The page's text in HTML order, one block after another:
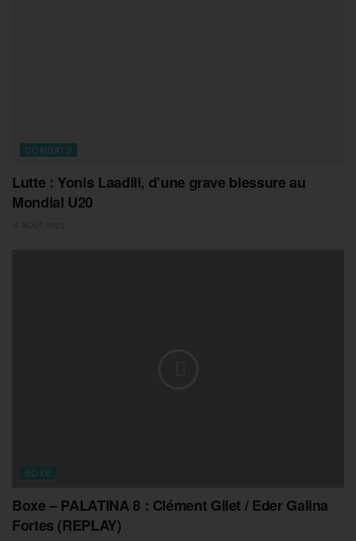
COMBATS
Lutte : Yonis Laadili, d’une grave blessure au
Mondial U20
BOXE
Boxe – PALATINA 8 : Clément Gilet / Eder Galina
Fortes (REPLAY)